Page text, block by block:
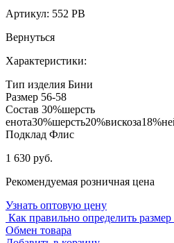
Артикул: 552 PB
Вернуться
Характеристики:
Тип изделия Бини
Размер 56-58
Состав 30%шерсть
Подклад Флис
1 630 руб.
Рекомендуемая розничная цена
Узнать оптовую цену
Как правильно определить размер
Обмен товара